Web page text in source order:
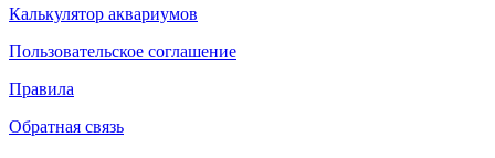
Калькулятор аквариумов
Пользовательское соглашение
Правила
Обратная связь